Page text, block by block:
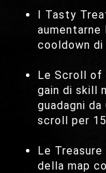
I Tasty
cooldown di
Le Scroll of
gain di skill
guadagni
scroll per
Le
della map